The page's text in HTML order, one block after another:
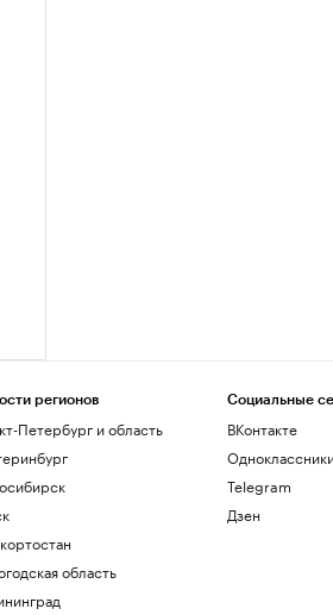
регионов
Петербург и область
область
Социальные
ВКонтакте
Telegram
Дзен